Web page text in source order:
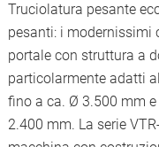
Truciolatura pesante
pesanti: i modernissimi
portale con struttura a
particolarmente adatti
fino a ca. Ø 3.500 mm
2.400 mm. La serie